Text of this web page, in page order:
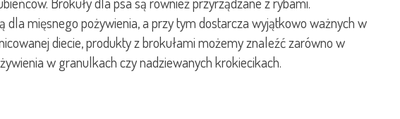
mięsnego pożywienia, a przy tym dostarcza wyjątkowo ważnych w
diecie, produkty z brokułami możemy znaleźć zarówno w
w granulkach czy nadziewanych krokiecikach.